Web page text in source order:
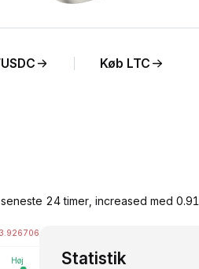
Køb LTC
24 timer, increased med
Statistik